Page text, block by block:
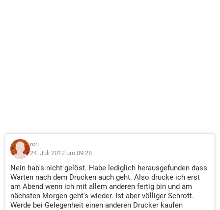
rori
24. Juli 2012 um 09:28
Nein hab's nicht gelöst. Habe lediglich herausgefunden dass
Warten nach dem Drucken auch geht. Also drucke ich erst
am Abend wenn ich mit allem anderen fertig bin und am
nächsten Morgen geht's wieder. Ist aber völliger Schrott.
Werde bei Gelegenheit einen anderen Drucker kaufen